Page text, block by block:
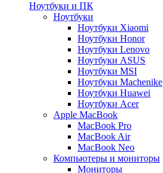
Ноутбуки и ПК
Ноутбуки
Ноутбуки Xiaomi
Ноутбуки Honor
Ноутбуки Lenovo
Ноутбуки ASUS
Ноутбуки MSI
Ноутбуки Machenike
Ноутбуки Huawei
Ноутбуки Acer
Apple MacBook
MacBook Pro
MacBook Air
MacBook Neo
Компьютеры и мониторы
Мониторы